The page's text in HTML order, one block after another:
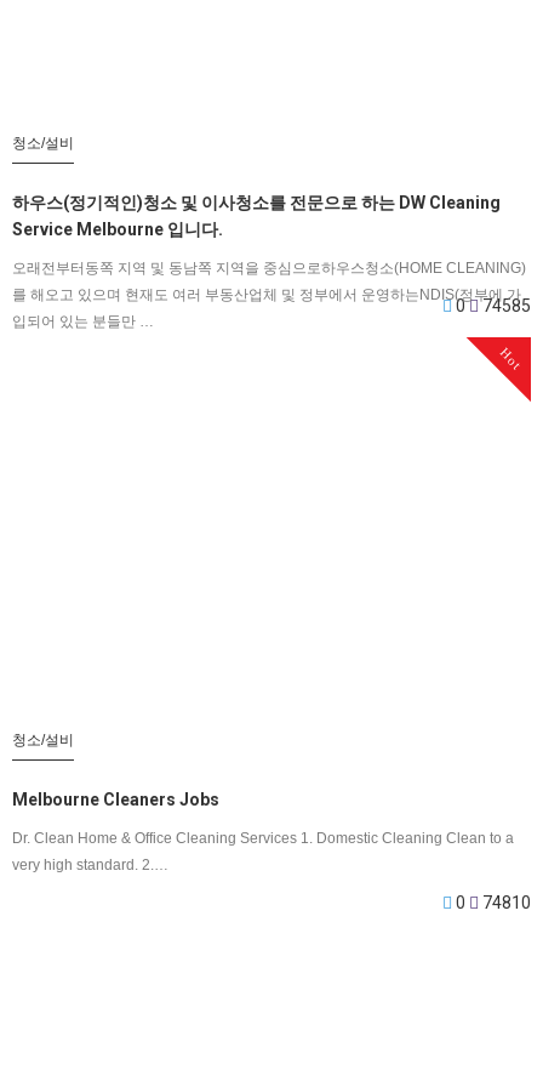
청소/설비
하우스(정기적인)청소 및 이사청소를 전문으로 하는 DW Cleaning
Service Melbourne 입니다.
오래전부터동쪽 지역 및 동남쪽 지역을 중심으로하우스청소(HOME CLEANING)
를 해오고 있으며 현재도 여러 부동산업체 및 정부에서 운영하는NDIS(정부에 가
입되어 있는 분들만 …
0 74585
Hot
청소/설비
Melbourne Cleaners Jobs
Dr. Clean Home & Office Cleaning Services 1. Domestic Cleaning Clean to a
very high standard. 2.…
0 74810